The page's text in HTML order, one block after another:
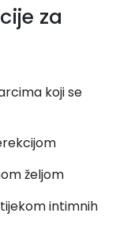
za
koji se
željom
intimnih